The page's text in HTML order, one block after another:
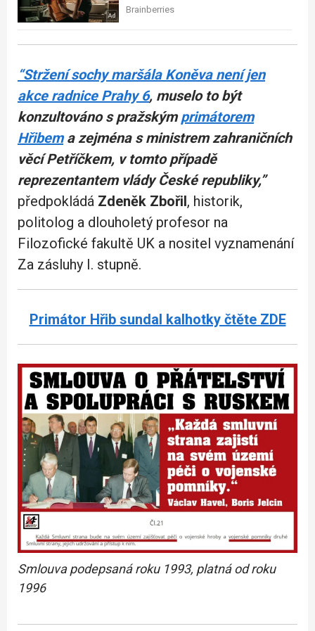
“Stržení sochy maršála Koněva není jen
akce radnice Prahy 6, muselo to být
konzultováno s pražskýmprimátorem
Hřibema zejména s ministrem zahraničních
věcí Petříčkem, v tomto případě
reprezentantem vlády České republiky,”
předpokládá Zdeněk Zbořil, historik,
politolog a dlouholetý profesor na
Filozofické fakultě UK a nositel vyznamenání
Za zásluhy I. stupně.
Primátor Hřib sundal kalhotky čtěte ZDE
Smlouva podepsaná roku 1993, platná od roku
1996